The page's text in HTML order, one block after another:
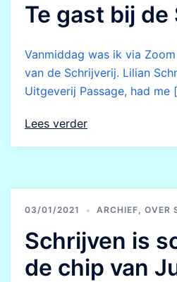
Te gast bij
Vanmiddag was ik via
van de Schrijverij. Lilian
Uitgeverij Passage, had me
Lees verder
03/01/2021 ARCHIEF, OVER
Schrijven is
de chip van